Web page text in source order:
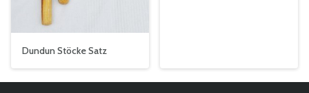
Dundun Stöcke Satz